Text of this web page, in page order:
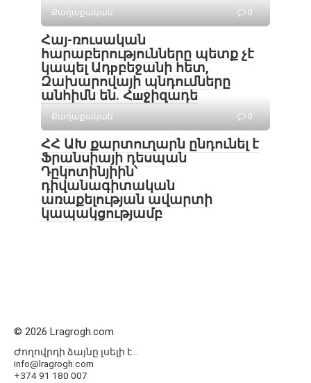
Քաղաքական 0
Հայ-ռուսական
հարաբերությունները պետք չէ
կապել Ադрբեջանի հետ,
Զախարովայի պնդումները
անհիմն են. Հшջիզադե
Քաղաքական 0
ՀՀ ԱԽ քարտուղարն ընդունել է
Ֆրանսիայի դեսպան
Դըկոտինյիին՝
դիվանագիտական
առաքելության ավարտի
կապակցությամբ
© 2026 Lragrogh.com
Ժողովրդի ձայնը լսելի է...
info@lragrogh.com
+374 91 180 007